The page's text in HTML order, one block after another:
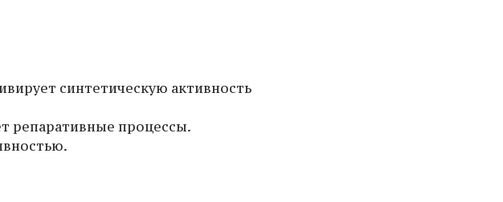
синтетическую активность
репаративные процессы.